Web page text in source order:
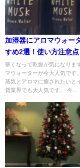
加湿器にアロマウォー
すめ2選！使い方注意
介！
寒くなって乾燥が気になりま
マウォーターが今大人気です
蒸気とアロマに癒されたいと
貨業界でも大人気です。 今...